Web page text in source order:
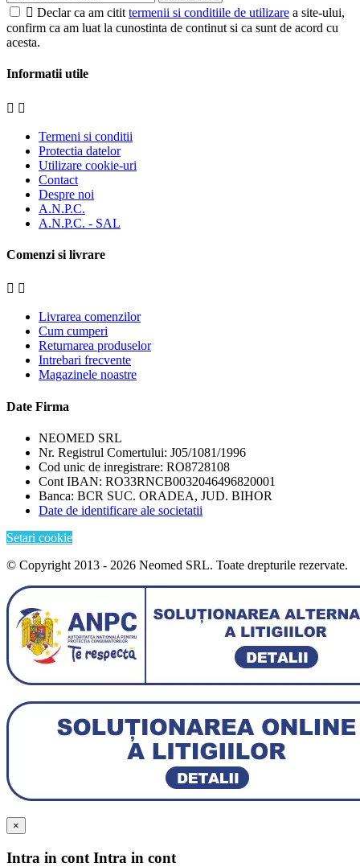
 Declar ca am citit termenii si conditiile de utilizare a site-ului,
confirm ca am luat la cunostinta de continut si ca sunt de acord cu
acesta.
Informatii utile
 
Termeni si conditii
Protectia datelor
Utilizare cookie-uri
Contact
Despre noi
A.N.P.C.
A.N.P.C. - SAL
Comenzi si livrare
 
Livrarea comenzilor
Cum cumperi
Returnarea produselor
Intrebari frecvente
Magazinele noastre
Date Firma
NEOMED SRL
Nr. Registrul Comertului: J05/1081/1996
Cod unic de inregistrare: RO8728108
Cont IBAN: RO33RNCB0032046496820001
Banca: BCR SUC. ORADEA, JUD. BIHOR
Date de identificare ale societatii
Setari cookie
© Copyright 2013 - 2026 Neomed SRL. Toate drepturile rezervate.
×
Intra in cont Intra in cont